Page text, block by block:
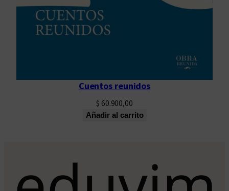
Cuentos reunidos
$ 60.900,00
Añadir al carrito